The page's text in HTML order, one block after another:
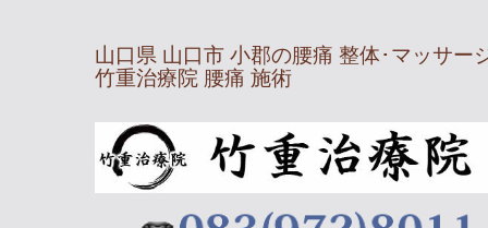
山口県 山口市 小郡の腰痛 整体･マッサー
竹重治療院 腰痛 施術